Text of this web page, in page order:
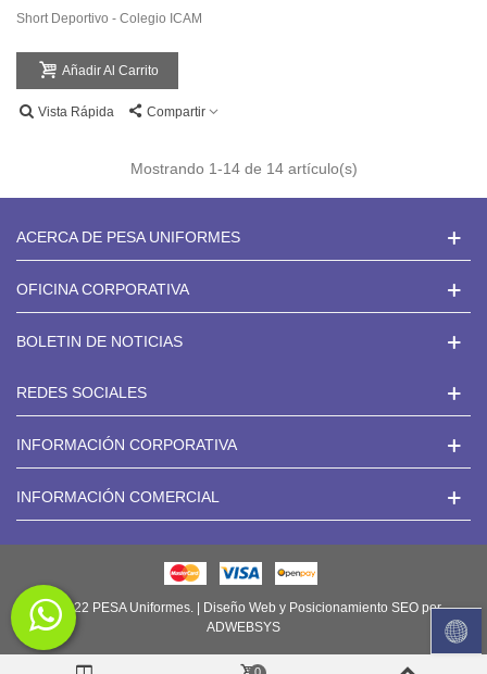
Short Deportivo - Colegio ICAM
Añadir Al Carrito
Vista Rápida Compartir
Mostrando 1-14 de 14 artículo(s)
ACERCA DE PESA UNIFORMES
OFICINA CORPORATIVA
REDES SOCIALES
INFORMACIÓN CORPORATIVA
INFORMACIÓN COMERCIAL
BOLETIN DE NOTICIAS
© 2022 PESA Uniformes. | Diseño Web y Posicionamiento SEO por
ADWEBSYS